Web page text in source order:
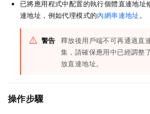
已將應用程式中配置的執行個體直連地址
連地址，例如代理模式的內網串連地址。
警告 釋放後用戶端不可再通過直
集，請確保應用中已經調整
放直連地址。
操作步驟